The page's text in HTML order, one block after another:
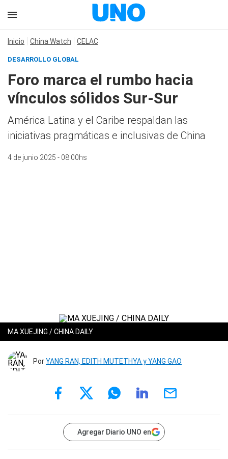
Inicio China Watch CELAC
DESARROLLO GLOBAL
Foro marca el rumbo hacia
vínculos sólidos Sur-Sur
América Latina y el Caribe respaldan las
iniciativas pragmáticas e inclusivas de China
4 de junio 2025 - 08:00hs
MA XUEJING / CHINA DAILY
PorYANG RAN, EDITH MUTETHYA y YANG GAO
Agregar Diario UNO en